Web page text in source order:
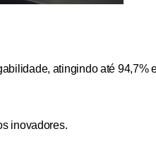
atingindo até 94,7%
inovadores.